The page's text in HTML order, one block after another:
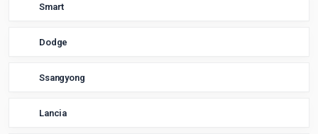
Smart
Dodge
Ssangyong
Lancia